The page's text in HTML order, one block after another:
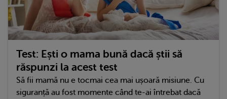
Test: Ești o mama bună dacă știi să
răspunzi la acest test
Să fii mamă nu e tocmai cea mai ușoară misiune. Cu
siguranță au fost momente când te-ai întrebat dacă